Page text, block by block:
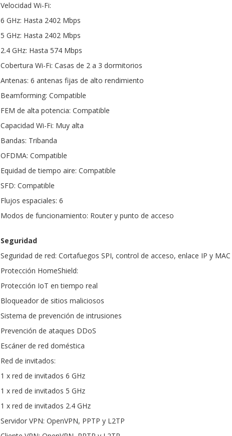
Velocidad Wi-Fi:
6 GHz: Hasta 2402 Mbps
5 GHz: Hasta 2402 Mbps
2.4 GHz: Hasta 574 Mbps
Cobertura Wi-Fi: Casas de 2 a 3 dormitorios
Antenas: 6 antenas fijas de alto rendimiento
Beamforming: Compatible
FEM de alta potencia: Compatible
Capacidad Wi-Fi: Muy alta
Bandas: Tribanda
OFDMA: Compatible
Equidad de tiempo aire: Compatible
SFD: Compatible
Flujos espaciales: 6
Modos de funcionamiento: Router y punto de acceso
Seguridad
Seguridad de red: Cortafuegos SPI, control de acceso, enlace IP y
Protección HomeShield:
Protección IoT en tiempo real
Bloqueador de sitios maliciosos
Sistema de prevención de intrusiones
Prevención de ataques DDoS
Escáner de red doméstica
Red de invitados:
1 x red de invitados 6 GHz
1 x red de invitados 5 GHz
1 x red de invitados 2.4 GHz
Servidor VPN: OpenVPN, PPTP y L2TP